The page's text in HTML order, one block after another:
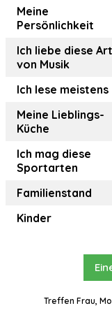
Meine
Persönlichkeit
Ich liebe diese Art
von Musik
Ich lese meistens
Meine Lieblings-
Küche
Ich mag diese
Sportarten
Familienstand
Kinder
Treffen Frau,